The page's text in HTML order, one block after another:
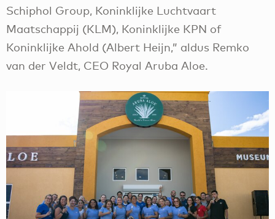
Schiphol Group, Koninklijke Luchtvaart
Maatschappij (KLM), Koninklijke KPN of
Koninklijke Ahold (Albert Heijn,” aldus Remko
van der Veldt, CEO Royal Aruba Aloe.